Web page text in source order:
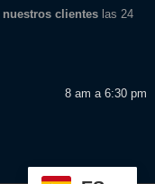
nuestros clienteslas 24
8 am a 6:30 pm